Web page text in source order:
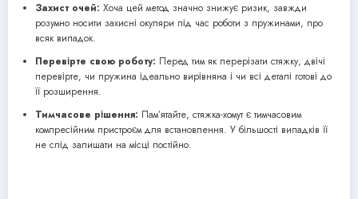
Захист очей: Хоча цей метод значно знижує ризик, завжди
розумно носити захисні окуляри під час роботи з пружинами, про
всяк випадок.
Перевірте свою роботу: Перед тим як перерізати стяжку, двічі
перевірте, чи пружина ідеально вирівняна і чи всі деталі готові до
її розширення.
Тимчасове рішення: Пам’ятайте, стяжка-хомут є тимчасовим
компресійним пристроєм для встановлення. У більшості випадків її
не слід залишати на місці постійно.